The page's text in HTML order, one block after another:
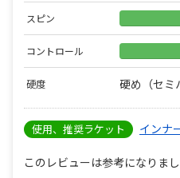
スピン
コントロール
硬度 硬め（セミ
使用、推奨ラケット インナ
このレビューは参考になりま